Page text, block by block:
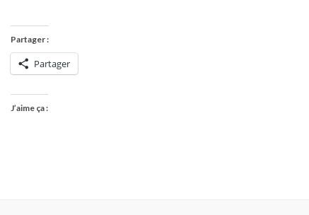
Partager :
Partager
J’aime ça :